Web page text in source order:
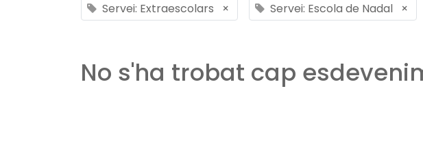
Servei: Extraescolars × Servei: Escola de Nadal ×
No s'ha trobat cap